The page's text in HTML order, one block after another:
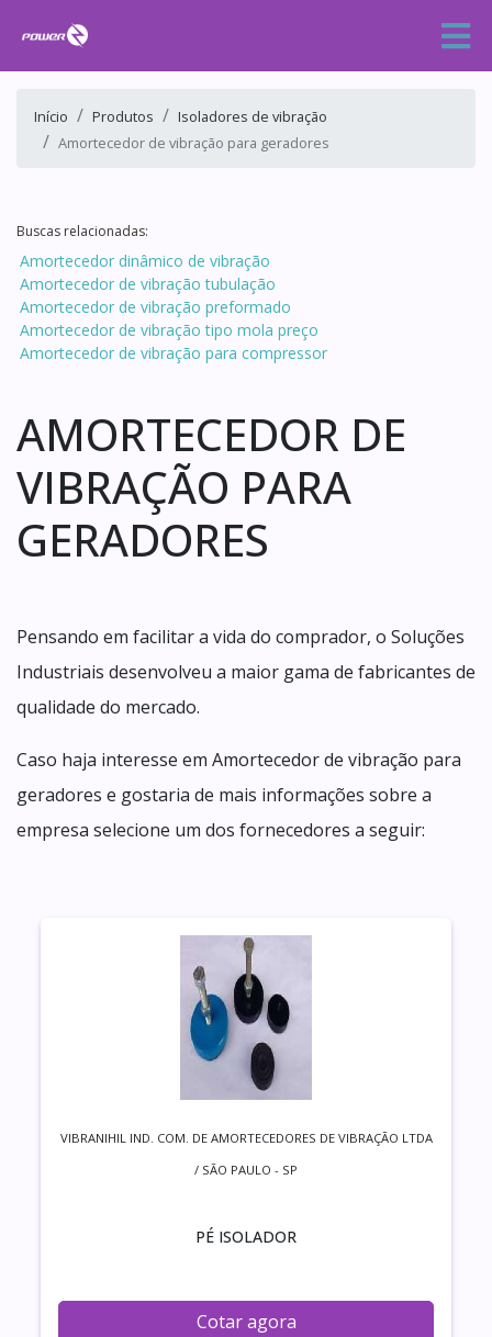
Início Produtos
Isoladores de vibração
Amortecedor de vibração para geradores
Buscas relacionadas:
Amortecedor dinâmico de vibração
Amortecedor de vibração tubulação
Amortecedor de vibração preformado
Amortecedor de vibração tipo mola preço
Amortecedor de vibração para compressor
AMORTECEDOR DE
VIBRAÇÃO PARA
GERADORES
Pensando em facilitar a vida do comprador, o Soluções
Industriais desenvolveu a maior gama de fabricantes de
qualidade do mercado.
Caso haja interesse em Amortecedor de vibração para
geradores e gostaria de mais informações sobre a
empresa selecione um dos fornecedores a seguir:
VIBRANIHIL IND. COM. DE AMORTECEDORES DE VIBRAÇÃO LTDA
/ SÃO PAULO - SP
PÉ ISOLADOR
Cotar agora